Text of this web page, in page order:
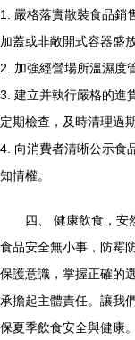
1. 嚴格落實散裝食品銷
加蓋或非敞開式容器盛放
2. 加強經營場所溫濕度
3. 建立并執行嚴格的進
定期檢查，及時清理過
4. 向消費者清晰公示食
知情權。
四、 健康飲食，安
食品安全無小事，防霉
保護意識，掌握正確的
承擔起主體責任。讓我
保夏季飲食安全與健康